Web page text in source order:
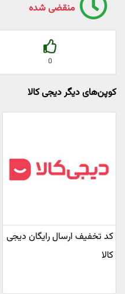
منقضی شده
0
کوپن‌های دیگر دیجی کالا
کد تخفیف ارسال رایگان دیجی
کالا